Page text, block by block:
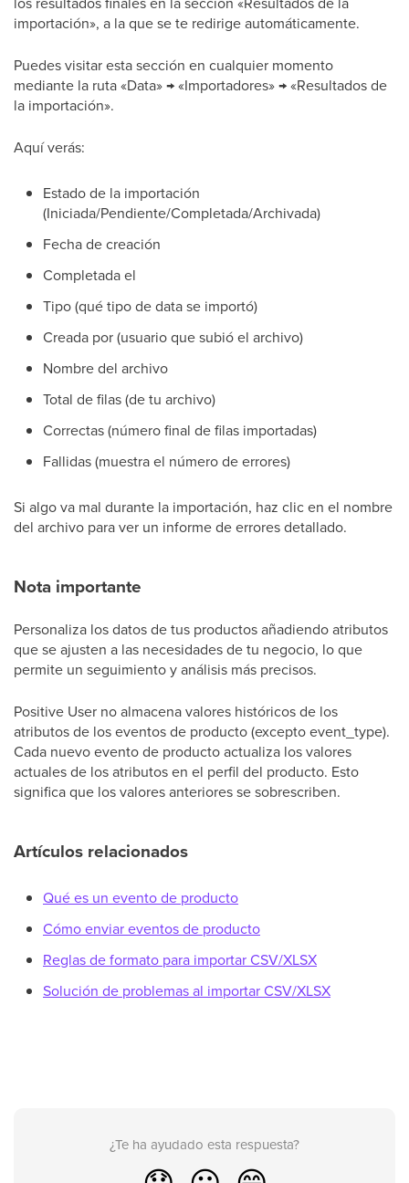
importación», a la que se te redirige automáticamente.
Puedes visitar esta sección en cualquier momento
mediante la ruta «Data» → «Importadores» → «Resultados de
la importación».
Aquí verás:
Estado de la importación
(Iniciada/Pendiente/Completada/Archivada)
Fecha de creación
Completada el
Tipo (qué tipo de data se importó)
Creada por (usuario que subió el archivo)
Nombre del archivo
Total de filas (de tu archivo)
Correctas (número final de filas importadas)
Fallidas (muestra el número de errores)
Si algo va mal durante la importación, haz clic en el nombre
del archivo para ver un informe de errores detallado.
Nota importante
Personaliza los datos de tus productos añadiendo atributos
que se ajusten a las necesidades de tu negocio, lo que
permite un seguimiento y análisis más precisos.
Positive User no almacena valores históricos de los
atributos de los eventos de producto (excepto event_type).
Cada nuevo evento de producto actualiza los valores
actuales de los atributos en el perfil del producto. Esto
significa que los valores anteriores se sobrescriben.
Artículos relacionados
Qué es un evento de producto
Cómo enviar eventos de producto
Reglas de formato para importar CSV/XLSX
Solución de problemas al importar CSV/XLSX
¿Te ha ayudado esta respuesta?